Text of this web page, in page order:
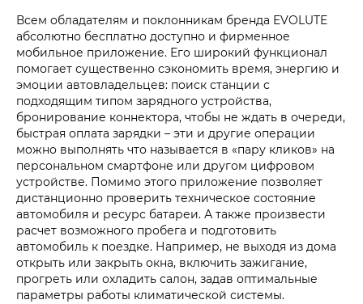
Всем обладателям и поклонникам бренда EVOLUTE
абсолютно бесплатно доступно и фирменное
мобильное приложение. Его широкий функционал
помогает существенно сэкономить время, энергию и
эмоции автовладельцев: поиск станции с
подходящим типом зарядного устройства,
бронирование коннектора, чтобы не ждать в очереди,
быстрая оплата зарядки – эти и другие операции
можно выполнять что называется в «пару кликов» на
персональном смартфоне или другом цифровом
устройстве. Помимо этого приложение позволяет
дистанционно проверить техническое состояние
автомобиля и ресурс батареи. А также произвести
расчет возможного пробега и подготовить
автомобиль к поездке. Например, не выходя из дома
открыть или закрыть окна, включить зажигание,
прогреть или охладить салон, задав оптимальные
параметры работы климатической системы.